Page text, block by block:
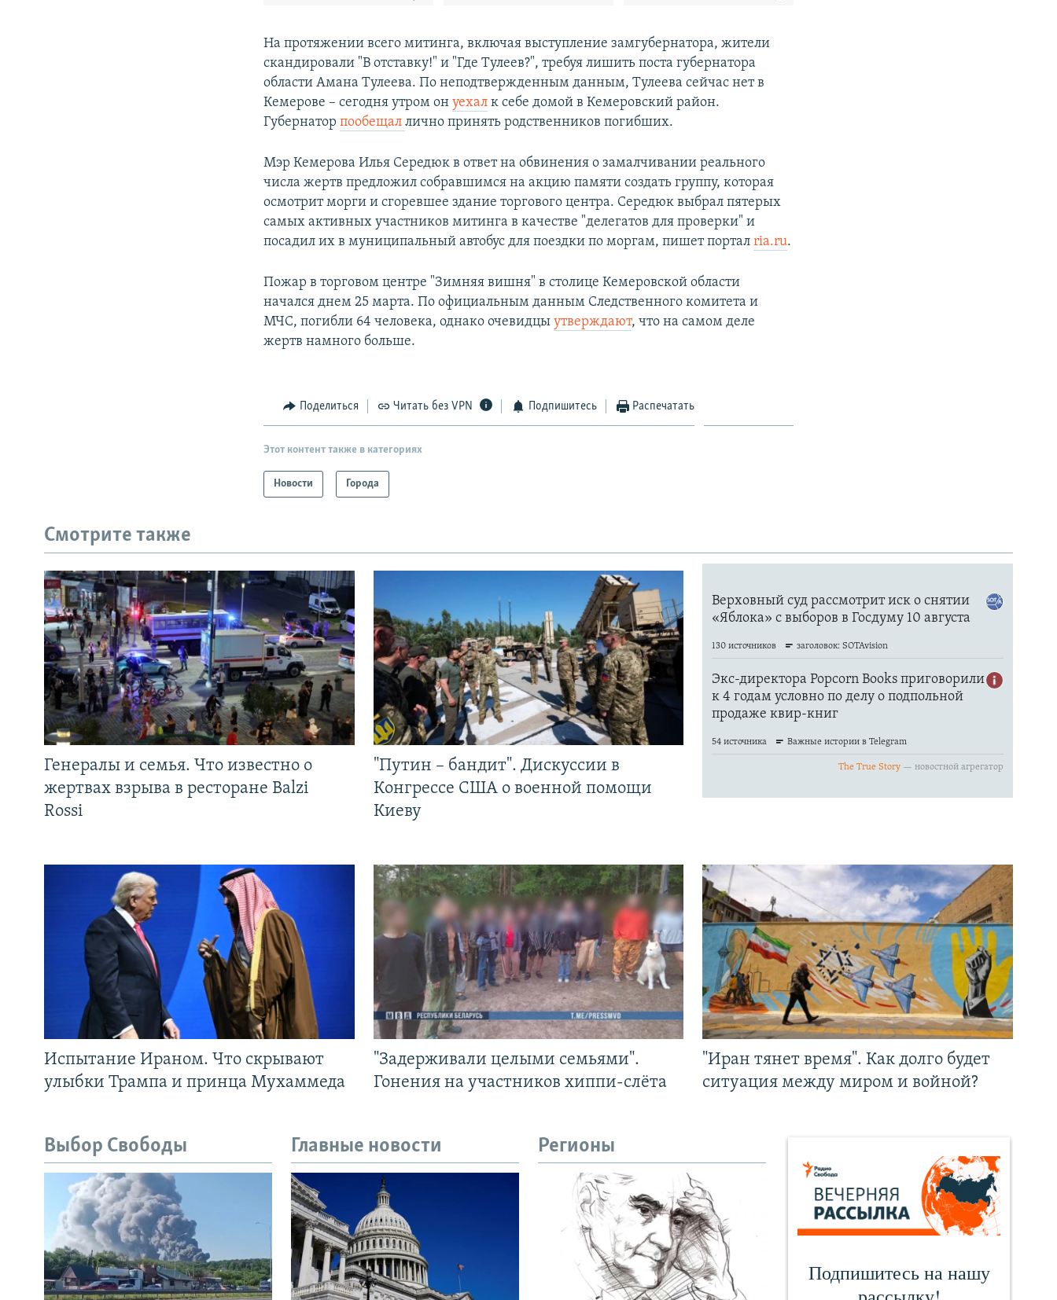
На протяжении всего митинга, включая выступление замгубернатора, жители
скандировали "В отставку!" и "Где Тулеев?", требуя лишить поста губернатора
области Амана Тулеева. По неподтвержденным данным, Тулеева сейчас нет в
Кемерове – сегодня утром онуехал к себе домой в Кемеровский район.
Губернаторпообещаллично принять родственников погибших.
Мэр Кемерова Илья Середюк в ответ на обвинения о замалчивании реального
числа жертв предложил собравшимся на акцию памяти создать группу, которая
осмотрит морги и сгоревшее здание торгового центра. Середюк выбрал пятерых
самых активных участников митинга в качестве "делегатов для проверки" и
посадил их в муниципальный автобус для поездки по моргам, пишет порталria.ru.
Пожар в торговом центре "Зимняя вишня" в столице Кемеровской области
начался днем 25 марта. По официальным данным Следственного комитета и
МЧС, погибли 64 человека, однако очевидцыутверждают, что на самом деле
жертв намного больше.
Поделиться Читать без VPN Подпишитесь Распечатать
Этот контент также в категориях
Новости Города
Смотрите также
Генералы и семья. Что известно о
жертвах взрыва в ресторане Balzi
Rossi
"Путин – бандит". Дискуссии в
Конгрессе США о военной помощи
Киеву
Испытание Ираном. Что скрывают
улыбки Трампа и принца Мухаммеда
"Задерживали целыми семьями".
Гонения на участников хиппи-слёта
"Иран тянет время". Как долго будет
ситуация между миром и войной?
Выбор Свободы Главные новости Регионы